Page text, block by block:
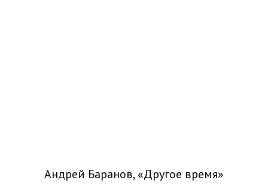
Андрей Баранов, «Другое время»